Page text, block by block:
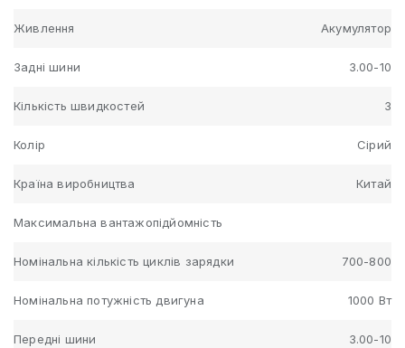
Живлення Акумулятор
Задні шини 3.00-10
Кількість швидкостей 3
Колір Сірий
Країна виробництва Китай
Максимальна вантажопідйомність
Номінальна кількість циклів зарядки 700-800
Номінальна потужність двигуна 1000 Вт
Передні шини 3.00-10